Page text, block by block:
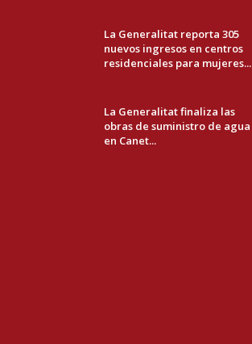
La Generalitat reporta 305
nuevos ingresos en centros
residenciales para mujeres...
La Generalitat finaliza las
obras de suministro de agua
en Canet...